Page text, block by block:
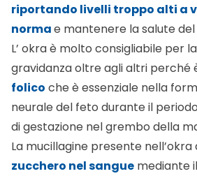
riportando livelli troppo alti a
normae mantenere la salute del
L’ okra è molto consigliabile per
gravidanza oltre agli altri perché
folico che è essenziale nella
neurale del feto durante il
di gestazione nel grembo della
La mucillagine presente nell’okra
zucchero nel sangue mediante